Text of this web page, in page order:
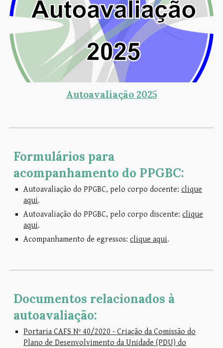
Autoavaliação 2025
Formulários para
acompanhamento do PPGBC:
Autoavaliação do PPGBC, pelo corpo docente:clique
aqui.
Autoavaliação do PPGBC, pelo corpo discente:clique
aqui.
Acompanhamento de egressos:clique aqui.
Documentos relacionados à
autoavaliação:
Portaria CAFS Nº 40/2020 - Criação da Comissão do
Plano de Desenvolvimento da Unidade (PDU) do